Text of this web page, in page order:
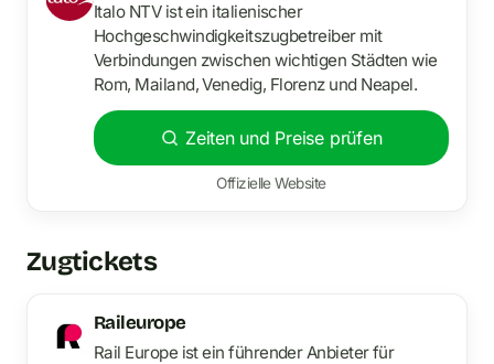
Italo NTV ist ein italienischer
Hochgeschwindigkeitszugbetreiber mit
Verbindungen zwischen wichtigen Städten wie
Rom, Mailand, Venedig, Florenz und Neapel.
Zeiten und Preise prüfen
Offizielle Website
Zugtickets
Raileurope
Rail Europe ist ein führender Anbieter für